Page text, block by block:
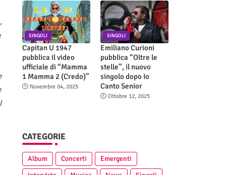
SINGOLI
Capitan U 1947
pubblica il video
ufficiale di “Mamma
1 Mamma 2 (Credo)”
Novembre 04, 2025
SINGOLI
Emiliano Curioni
pubblica “Oltre le
stelle”, il nuovo
singolo dopo Io
Canto Senior
Ottobre 12, 2025
CATEGORIE
Album Concerti
Emergenti